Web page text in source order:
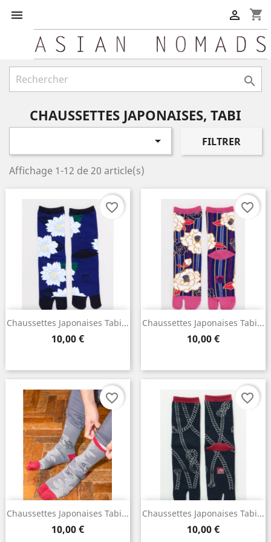
 shopping_cart


CHAUSSETTES JAPONAISES, TABI
 FILTRER
Affichage 1-12 de 20 article(s)
Chaussettes Japonaises Tabi...
Prix
10,00 €
favorite_border
Chaussettes Japonaises Tabi...
Prix
10,00 €
favorite_border
Chaussettes Japonaises Tabi...
Prix
10,00 €
favorite_border
Chaussettes Japonaises Tabi...
Prix
10,00 €
favorite_border